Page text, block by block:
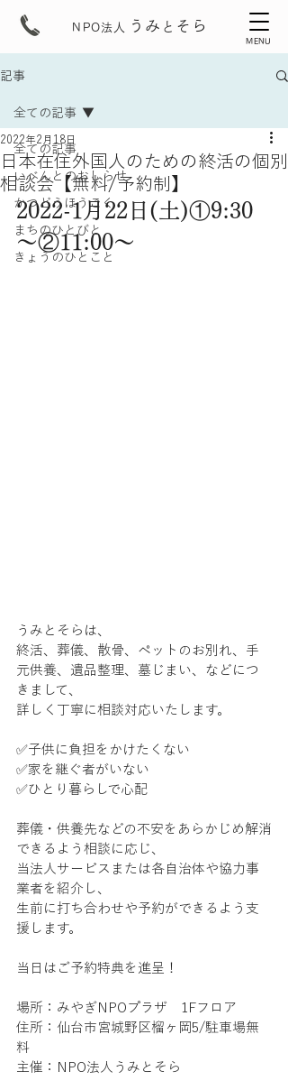
うみ と そら
NPO法人
MENU
記事
全ての記事
いべんとのおしらせ
かつどうほうこく
まちのひとびと
きょうのひとこと
全ての記事
日本在住外国人のための終活の個別
相談会【無料/予約制】
2022年2月18日
2022-1月22日(土)①9:30
～②11:00～
うみとそらは、
終活、葬儀、散骨、ペットのお別れ、手
元供養、遺品整理、墓じまい、などにつ
きまして、
詳しく丁寧に相談対応いたします。
✅子供に負担をかけたくない
✅家を継ぐ者がいない
✅ひとり暮らしで心配
葬儀・供養先などの不安をあらかじめ解消
できるよう相談に応じ、
当法人サービスまたは各自治体や協力事
業者を紹介し、
生前に打ち合わせや予約ができるよう支
援します。
当日はご予約特典を進呈！
場所：みやぎNPOプラザ　1Fフロア
住所：仙台市宮城野区榴ヶ岡5/駐車場無
料
主催：NPO法人うみとそら